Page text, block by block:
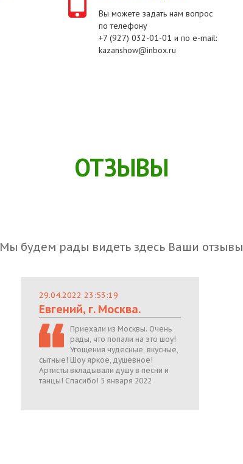
Вы можете задать нам вопрос
по телефону
+7 (927) 032-01-01 и по e-mail:
kazanshow@inbox.ru
ОТЗЫВЫ
Мы будем рады видеть здесь Ваши отзывы
29.04.2022 23:53:19
Евгений, г. Москва.
Приехали из Москвы. Очень
рады, что попали на это шоу!
Угощения чудесные, вкусные,
сытные! Шоу яркое, душевное!
Артисты вкладывали душу в песни и
танцы! Спасибо! 5 января 2022